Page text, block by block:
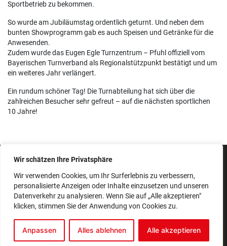
Wir schätzen Ihre Privatsphäre
Wir verwenden Cookies, um Ihr Surferlebnis zu verbessern,
personalisierte Anzeigen oder Inhalte einzusetzen und unseren
Datenverkehr zu analysieren. Wenn Sie auf „Alle akzeptieren"
klicken, stimmen Sie der Anwendung von Cookies zu.
Anpassen Alles ablehnen Alle akzeptieren
Sportbetrieb zu bekommen.
So wurde am Jubiläumstag ordentlich geturnt. Und neben dem
bunten Showprogramm gab es auch Speisen und Getränke für die
Anwesenden.
Zudem wurde das Eugen Egle Turnzentrum – Pfuhl offiziell vom
Bayerischen Turnverband als Regionalstützpunkt bestätigt und um
ein weiteres Jahr verlängert.
Ein rundum schöner Tag! Die Turnabteilung hat sich über die
zahlreichen Besucher sehr gefreut – auf die nächsten sportlichen
10 Jahre!
IMPRESSUM
SATZUNG
BEITRAGSORDNUNG
DATENSCHUTZERKLÄRUNG
© 2026 Alle Rechte vorbehalten | TSV Pfuhl 1894 e. V.
Realisiert mitfube Codingstudio